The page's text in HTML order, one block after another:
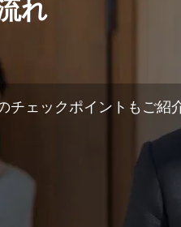
れ
チェックポイントもご紹